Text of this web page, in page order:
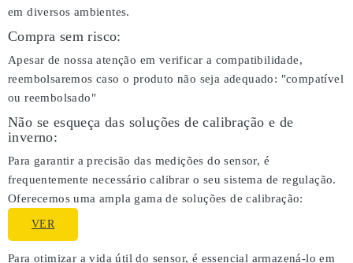
em diversos ambientes.
Compra sem risco:
Apesar de nossa atenção em verificar a compatibilidade,
reembolsaremos caso o produto não seja adequado: "compatível
ou reembolsado"
Não se esqueça das soluções de calibração e de
inverno:
Para garantir a precisão das medições do sensor, é
frequentemente necessário calibrar o seu sistema de regulação.
Oferecemos uma ampla gama de soluções de calibração:
VER
Para otimizar a vida útil do sensor, é essencial armazená-lo em